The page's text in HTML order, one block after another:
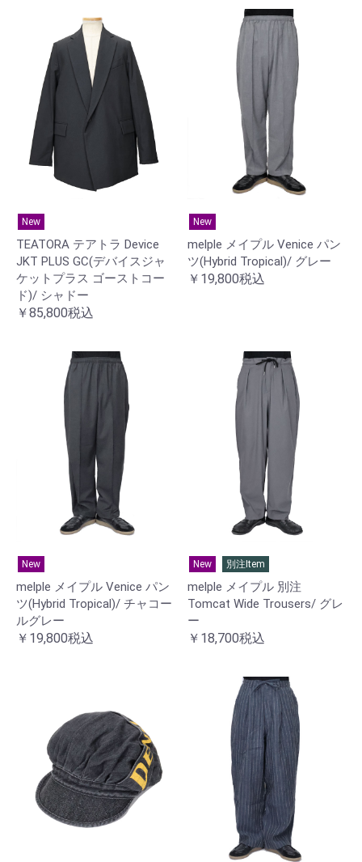
New
TEATORA テアトラ Device
JKT PLUS GC(デバイスジャ
ケットプラス ゴーストコー
ド)/ シャドー
￥85,800税込
New
melple メイプル Venice パン
ツ(Hybrid Tropical)/ グレー
￥19,800税込
New
melple メイプル Venice パン
ツ(Hybrid Tropical)/ チャコー
ルグレー
￥19,800税込
New 別注Item
melple メイプル 別注
Tomcat Wide Trousers/ グレ
ー
￥18,700税込